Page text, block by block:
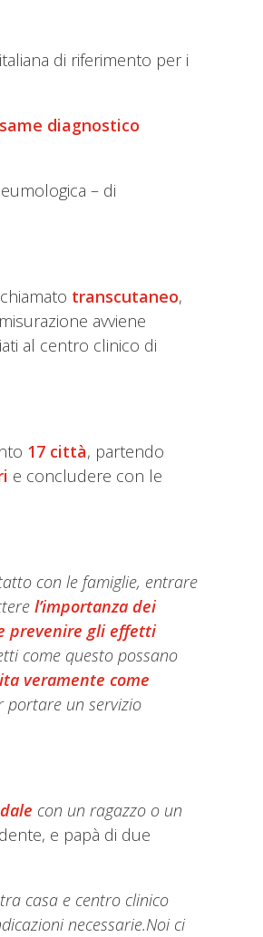
di riferimento per i
diagnostico
– di
transcutaneo,
avviene
al centro clinico di
17 città, partendo
e concludere con le
con le famiglie, entrare
l’importanza dei
prevenire gli effetti
come questo possano
veramente come
portare un servizio
con un ragazzo o un
e papà di due
casa e centro clinico
necessarie.Noi ci